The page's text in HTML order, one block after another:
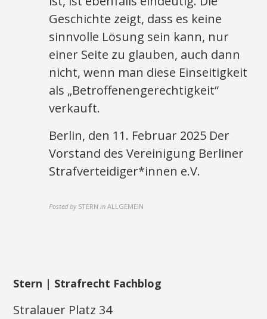
Geschichte zeigt, dass es keine
sinnvolle Lösung sein kann, nur
einer Seite zu glauben, auch dann
nicht, wenn man diese Einseitigkeit
als „Betroffenengerechtigkeit“
verkauft.
Berlin, den 11. Februar 2025 Der
Vorstand des Vereinigung Berliner
Strafverteidiger*innen e.V.
Posted by STERN in ALLGEMEIN
Stern | Strafrecht Fachblog
Stralauer Platz 34